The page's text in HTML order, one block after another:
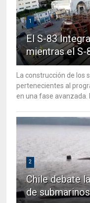
1
El S-83
mientras el S-
La construcción de los
pertenecientes al
en una fase avanzada.
2
Chile debate
de